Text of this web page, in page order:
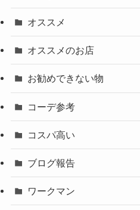
オススメ
オススメのお店
お勧めできない物
コーデ参考
コスパ高い
ブログ報告
ワークマン